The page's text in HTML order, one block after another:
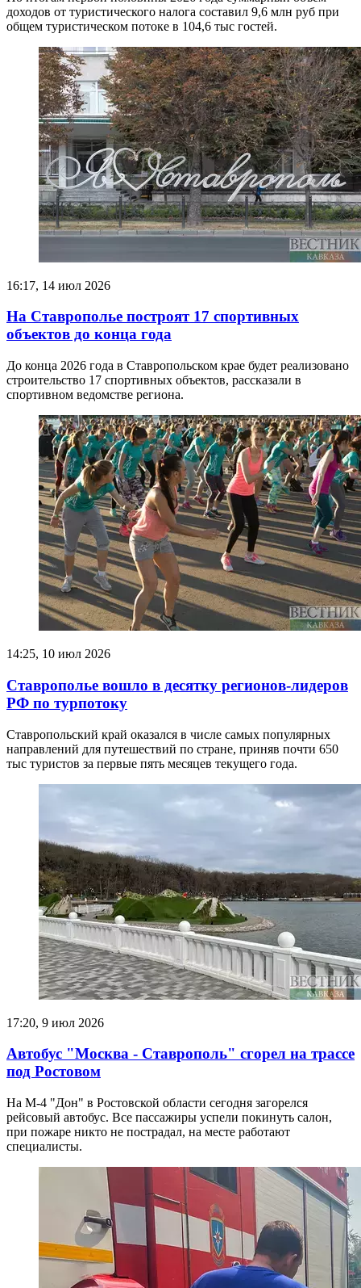
доходов от туристического налога составил 9,6 млн руб при
общем туристическом потоке в 104,6 тыс гостей.
16:17, 14 июл 2026
На Ставрополье построят 17 спортивных
объектов до конца года
До конца 2026 года в Ставропольском крае будет реализовано
строительство 17 спортивных объектов, рассказали в
спортивном ведомстве региона.
14:25, 10 июл 2026
Ставрополье вошло в десятку регионов-лидеров
РФ по турпотоку
Ставропольский край оказался в числе самых популярных
направлений для путешествий по стране, приняв почти 650
тыс туристов за первые пять месяцев текущего года.
17:20, 9 июл 2026
Автобус "Москва - Ставрополь" сгорел на трассе
под Ростовом
На М-4 "Дон" в Ростовской области сегодня загорелся
рейсовый автобус. Все пассажиры успели покинуть салон,
при пожаре никто не пострадал, на месте работают
специалисты.